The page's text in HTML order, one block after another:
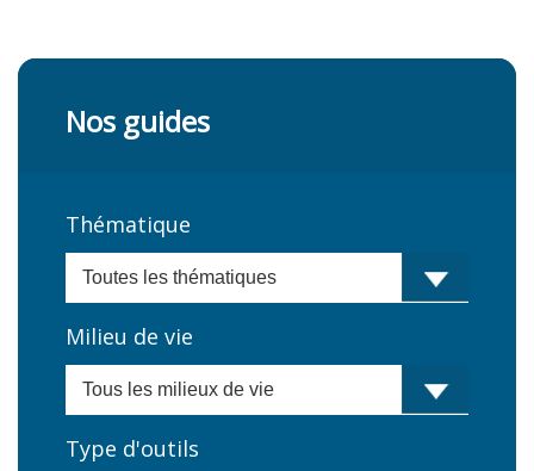
Nos guides
Thématique
Milieu de vie
Type d'outils